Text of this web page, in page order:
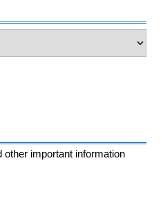
important information